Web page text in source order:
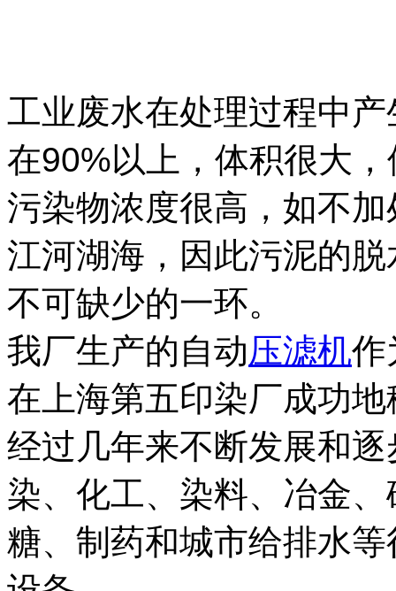
工业废水在处理过程中
在90%以上，体积很大
污染物浓度很高，如不
江河湖海，因此污泥的
不可缺少的一环。
我厂生产的自动压滤机作
在上海第五印染厂成功
经过几年来不断发展和
染、化工、染料、冶金
糖、制药和城市给排水